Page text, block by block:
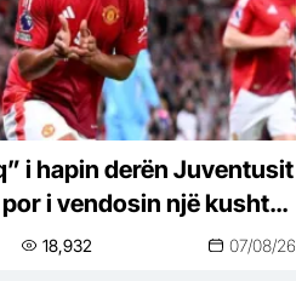
i hapin derën Juventusit
i vendosin një kusht
18,932 07/08/26